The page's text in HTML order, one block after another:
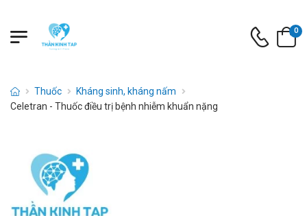
0
Thuốc
Kháng sinh, kháng nấm
Celetran - Thuốc điều trị bệnh nhiễm khuẩn nặng